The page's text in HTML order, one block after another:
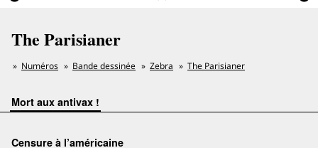
The Parisianer
Numéros Bande dessinée Zebra The Parisianer
Mort aux antivax !
Censure à l’américaine